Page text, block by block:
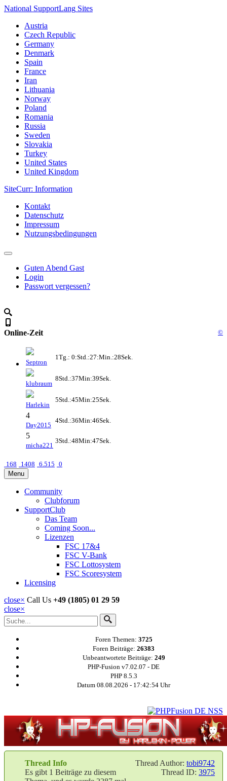
National SupportLang Sites
Austria
Czech Republic
Germany
Denmark
Spain
France
Iran
Lithuania
Norway
Poland
Romania
Russia
Sweden
Slovakia
Turkey
United States
United Kingdom
SiteCurr: Information
Kontakt
Datenschutz
Impressum
Nutzungsbedingungen
Guten Abend Gast
Login
Passwort vergessen?
Online-Zeit ©
Septron
1Tg.: 0:Std.:27:Min.:28Sek.
klubraum
8Std.:37Min:39Sek.
Harlekin
5Std.:45Min:25Sek.
4
Day2015
4Std.:36Min:46Sek.
5
micha221
3Std.:48Min:47Sek.
168 1408 6.515 0
Menu
Community
Clubforum
SupportClub
Das Team
Coming Soon...
Lizenzen
FSC 17&4
FSC V-Bank
FSC Lottosystem
FSC Scoresystem
Licensing
close× Call Us +49 (1805) 01 29 59
close×
Foren Themen: 3725
Foren Beiträge: 26383
Unbeantwortete Beiträge: 249
PHP-Fusion v7.02.07 - DE
PHP 8.5.3
Datum 08.08.2026 - 17:42:55 Uhr
Thread Author: tobi9742
Thread ID: 3975
Thread Info
Es gibt 1 Beiträge zu diesem